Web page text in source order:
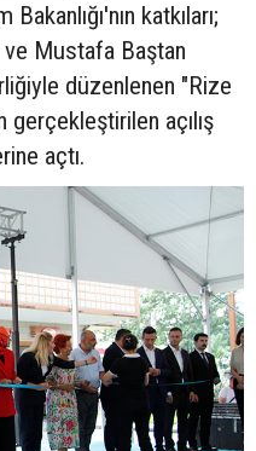
katkıları;
Mustafa Baştan
düzenlenen "Rize
gerçekleştirilen açılış
açtı.